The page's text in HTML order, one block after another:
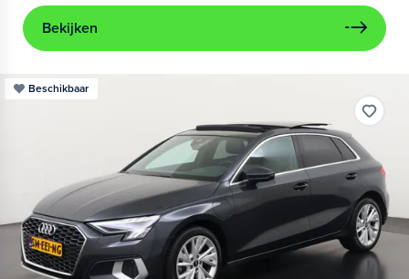
Bekijken
Beschikbaar